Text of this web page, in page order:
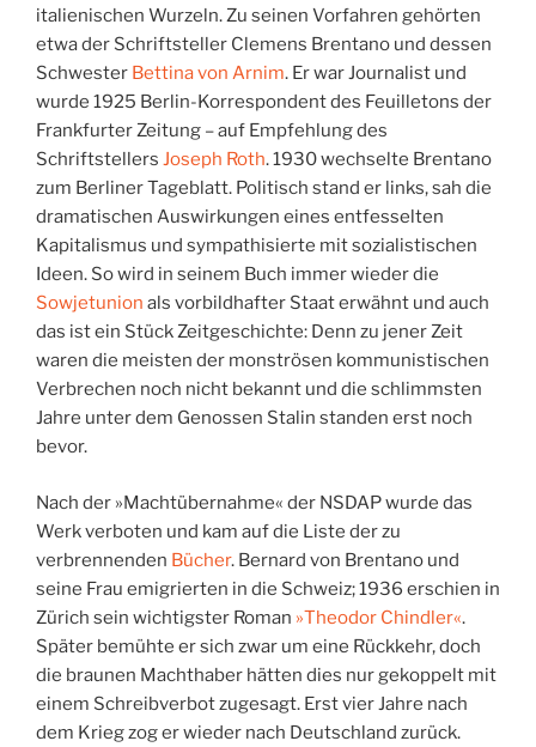
italienischen Wurzeln. Zu seinen Vorfahren gehörten
etwa der Schriftsteller Clemens Brentano und dessen
Schwester Bettina von Arnim. Er war Journalist und
wurde 1925 Berlin-Korrespondent des Feuilletons der
Frankfurter Zeitung – auf Empfehlung des
Schriftstellers Joseph Roth. 1930 wechselte Brentano
zum Berliner Tageblatt. Politisch stand er links, sah die
dramatischen Auswirkungen eines entfesselten
Kapitalismus und sympathisierte mit sozialistischen
Ideen. So wird in seinem Buch immer wieder die
Sowjetunion als vorbildhafter Staat erwähnt und auch
das ist ein Stück Zeitgeschichte: Denn zu jener Zeit
waren die meisten der monströsen kommunistischen
Verbrechen noch nicht bekannt und die schlimmsten
Jahre unter dem Genossen Stalin standen erst noch
bevor.
Nach der »Machtübernahme« der NSDAP wurde das
Werk verboten und kam auf die Liste der zu
verbrennenden Bücher. Bernard von Brentano und
seine Frau emigrierten in die Schweiz; 1936 erschien in
Zürich sein wichtigster Roman »Theodor Chindler«.
Später bemühte er sich zwar um eine Rückkehr, doch
die braunen Machthaber hätten dies nur gekoppelt mit
einem Schreibverbot zugesagt. Erst vier Jahre nach
dem Krieg zog er wieder nach Deutschland zurück.